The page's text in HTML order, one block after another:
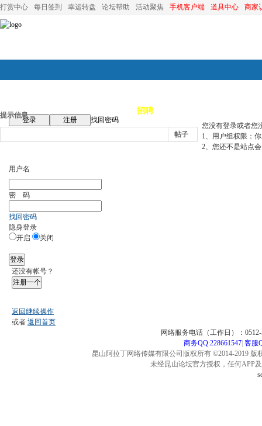
打赏中心 每日签到 幸运转盘 论坛帮助 活动聚焦 手机客户端 道具中心 商家
论坛首页 招聘
登录 注册
找回密码
帖子
提示信息
您没有登录或者您
1、用户组权限：
2、您还不是站点
用户名
密 码
找回密码
隐身登录
开启
关闭
登录
还没有帐号？
注册一个
返回继续操作
或者 返回首页
网络服务电话（工作日）：
商务QQ:228661547| 客服
昆山阿拉丁网络传媒有限公司版权所有 ©2014-2019
未经昆山论坛官方授权，任何APP